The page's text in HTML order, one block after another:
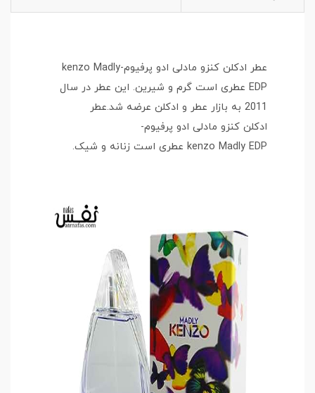
عطر ادکلن کنزو مادلی ادو پرفیوم-kenzo Madly
EDP عطری است گرم و شیرین. این عطر در سال
2011 به بازار عطر و ادکلن عرضه شد.عطر
ادکلن کنزو مادلی ادو پرفیوم-
kenzo Madly EDP عطری است زنانه و شیک.